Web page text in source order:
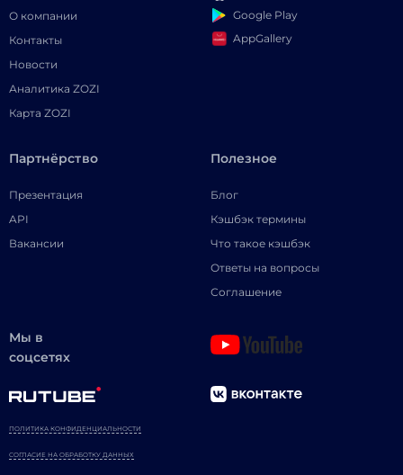
О компании
Контакты
Новости
Аналитика ZOZI
Карта ZOZI
Google Play
AppGallery
Партнёрство
Презентация
API
Вакансии
Полезное
Блог
Кэшбэк термины
Что такое кэшбэк
Ответы на вопросы
Соглашение
Мы в
соцсетях
ПОЛИТИКА КОНФИДЕНЦИАЛЬНОСТИ
СОГЛАСИЕ НА ОБРАБОТКУ ДАННЫХ